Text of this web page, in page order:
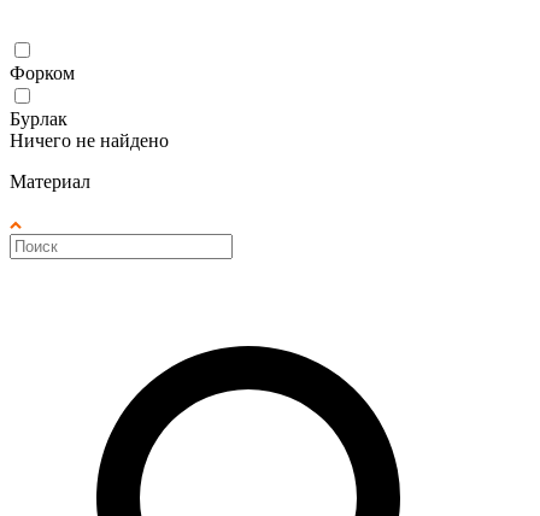
Форком
Бурлак
Ничего не найдено
Материал